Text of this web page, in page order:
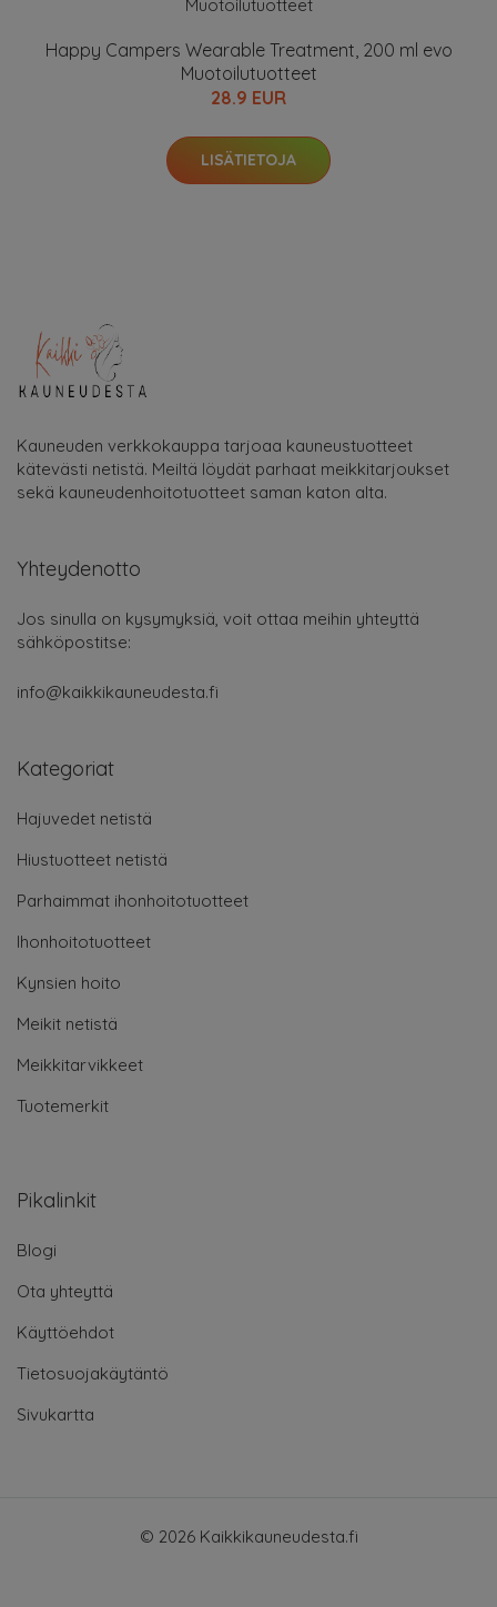
Happy Campers Wearable Treatment, 200 ml evo
Muotoilutuotteet
28.9 EUR
LISÄTIETOJA
Kauneuden verkkokauppa tarjoaa kauneustuotteet
kätevästi netistä. Meiltä löydät parhaat meikkitarjoukset
sekä kauneudenhoitotuotteet saman katon alta.
Yhteydenotto
Jos sinulla on kysymyksiä, voit ottaa meihin yhteyttä
sähköpostitse:
info@kaikkikauneudesta.fi
Kategoriat
Hajuvedet netistä
Hiustuotteet netistä
Parhaimmat ihonhoitotuotteet
Ihonhoitotuotteet
Kynsien hoito
Meikit netistä
Meikkitarvikkeet
Tuotemerkit
Pikalinkit
Blogi
Ota yhteyttä
Käyttöehdot
Tietosuojakäytäntö
Sivukartta
© 2026 Kaikkikauneudesta.fi